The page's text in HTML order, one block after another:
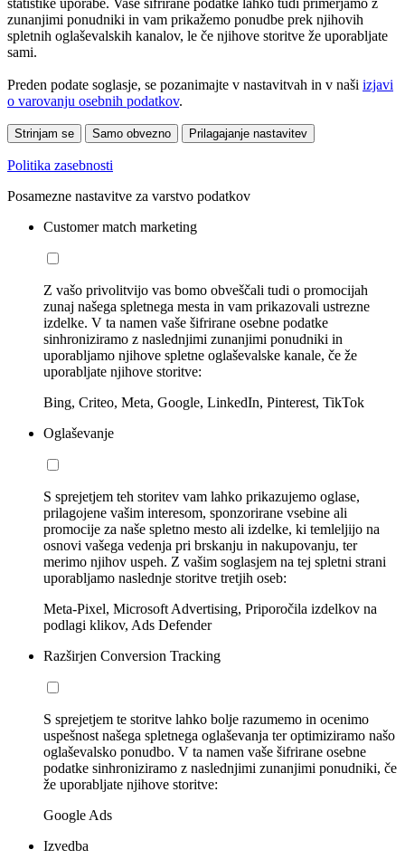
statistike uporabe. Vaše šifrirane podatke lahko tudi primerjamo z
zunanjimi ponudniki in vam prikažemo ponudbe prek njihovih
spletnih oglaševalskih kanalov, le če njihove storitve že uporabljate
sami.
Preden podate soglasje, se pozanimajte v nastavitvah in v naši izjavi
o varovanju osebnih podatkov.
Strinjam se Samo obvezno Prilagajanje nastavitev
Politika zasebnosti
Posamezne nastavitve za varstvo podatkov
Customer match marketing
Z vašo privolitvijo vas bomo obveščali tudi o promocijah
zunaj našega spletnega mesta in vam prikazovali ustrezne
izdelke. V ta namen vaše šifrirane osebne podatke
sinhroniziramo z naslednjimi zunanjimi ponudniki in
uporabljamo njihove spletne oglaševalske kanale, če že
uporabljate njihove storitve:
Bing, Criteo, Meta, Google, LinkedIn, Pinterest, TikTok
Oglaševanje
S sprejetjem teh storitev vam lahko prikazujemo oglase,
prilagojene vašim interesom, sponzorirane vsebine ali
promocije za naše spletno mesto ali izdelke, ki temleljijo na
osnovi vašega vedenja pri brskanju in nakupovanju, ter
merimo njihov uspeh. Z vašim soglasjem na tej spletni strani
uporabljamo naslednje storitve tretjih oseb:
Meta-Pixel, Microsoft Advertising, Priporočila izdelkov na
podlagi klikov, Ads Defender
Razširjen Conversion Tracking
S sprejetjem te storitve lahko bolje razumemo in ocenimo
uspešnost našega spletnega oglaševanja ter optimiziramo našo
oglaševalsko ponudbo. V ta namen vaše šifrirane osebne
podatke sinhroniziramo z naslednjimi zunanjimi ponudniki, če
že uporabljate njihove storitve:
Google Ads
Izvedba